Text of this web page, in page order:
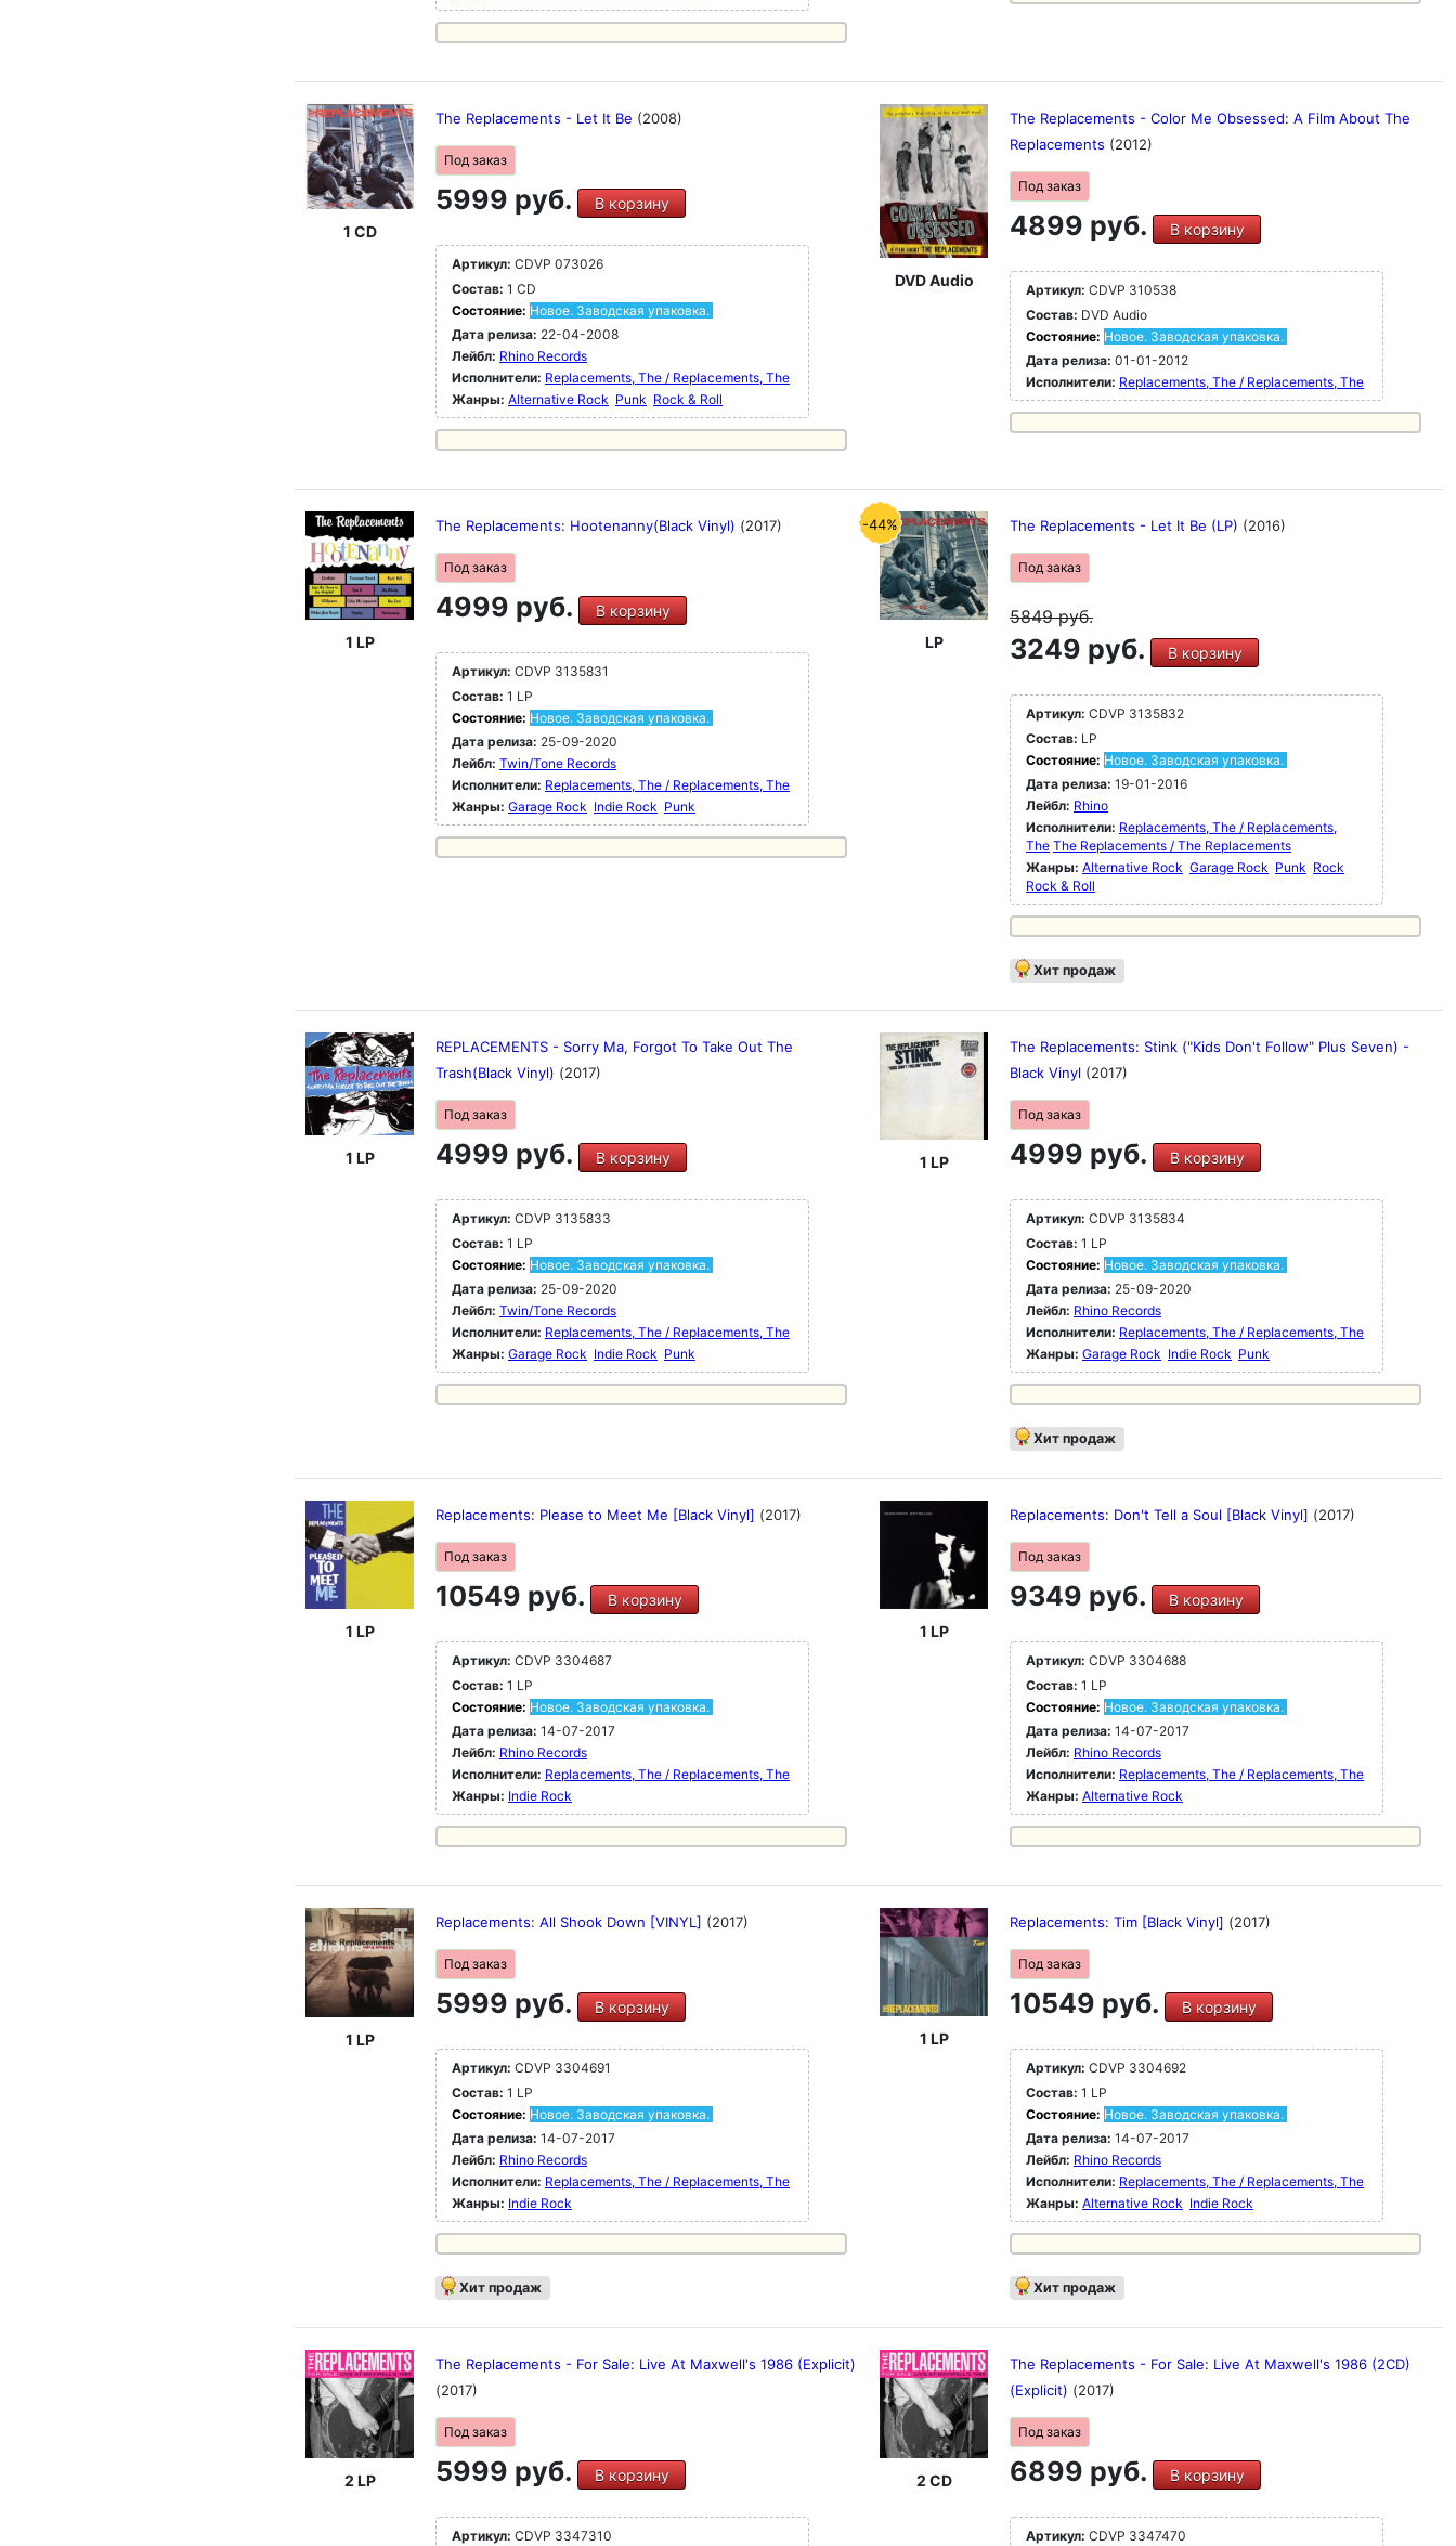
1 CD
The Replacements - Let It Be (2008)
Под заказ
5999 руб. В корзину
Артикул: CDVP 073026
Состав: 1 CD
Состояние: Новое. Заводская упаковка.
Дата релиза: 22-04-2008
Лейбл: Rhino Records
Исполнители: Replacements, The / Replacements, The
Жанры: Alternative Rock Punk Rock & Roll
DVD Audio
The Replacements - Color Me Obsessed: A Film About The
Replacements (2012)
Под заказ
4899 руб. В корзину
Артикул: CDVP 310538
Состав: DVD Audio
Состояние: Новое. Заводская упаковка.
Дата релиза: 01-01-2012
Исполнители: Replacements, The / Replacements, The
1 LP
The Replacements: Hootenanny(Black Vinyl) (2017)
Под заказ
4999 руб. В корзину
Артикул: CDVP 3135831
Состав: 1 LP
Состояние: Новое. Заводская упаковка.
Дата релиза: 25-09-2020
Лейбл: Twin/Tone Records
Исполнители: Replacements, The / Replacements, The
Жанры: Garage Rock Indie Rock Punk
-44%
LP
The Replacements - Let It Be (LP) (2016)
Под заказ
5849руб.
3249 руб. В корзину
Артикул: CDVP 3135832
Состав: LP
Состояние: Новое. Заводская упаковка.
Дата релиза: 19-01-2016
Лейбл: Rhino
Исполнители: Replacements, The / Replacements,
The The Replacements / The Replacements
Жанры: Alternative Rock Garage Rock Punk Rock
Rock & Roll
Хит продаж
1 LP
REPLACEMENTS - Sorry Ma, Forgot To Take Out The
Trash(Black Vinyl) (2017)
Под заказ
4999 руб. В корзину
Артикул: CDVP 3135833
Состав: 1 LP
Состояние: Новое. Заводская упаковка.
Дата релиза: 25-09-2020
Лейбл: Twin/Tone Records
Исполнители: Replacements, The / Replacements, The
Жанры: Garage Rock Indie Rock Punk
1 LP
The Replacements: Stink ("Kids Don't Follow" Plus Seven) -
Black Vinyl (2017)
Под заказ
4999 руб. В корзину
Артикул: CDVP 3135834
Состав: 1 LP
Состояние: Новое. Заводская упаковка.
Дата релиза: 25-09-2020
Лейбл: Rhino Records
Исполнители: Replacements, The / Replacements, The
Жанры: Garage Rock Indie Rock Punk
Хит продаж
1 LP
Replacements: Please to Meet Me [Black Vinyl] (2017)
Под заказ
10549 руб. В корзину
Артикул: CDVP 3304687
Состав: 1 LP
Состояние: Новое. Заводская упаковка.
Дата релиза: 14-07-2017
Лейбл: Rhino Records
Исполнители: Replacements, The / Replacements, The
Жанры: Indie Rock
1 LP
Replacements: Don't Tell a Soul [Black Vinyl] (2017)
Под заказ
9349 руб. В корзину
Артикул: CDVP 3304688
Состав: 1 LP
Состояние: Новое. Заводская упаковка.
Дата релиза: 14-07-2017
Лейбл: Rhino Records
Исполнители: Replacements, The / Replacements, The
Жанры: Alternative Rock
1 LP
Replacements: All Shook Down [VINYL] (2017)
Под заказ
5999 руб. В корзину
Артикул: CDVP 3304691
Состав: 1 LP
Состояние: Новое. Заводская упаковка.
Дата релиза: 14-07-2017
Лейбл: Rhino Records
Исполнители: Replacements, The / Replacements, The
Жанры: Indie Rock
Хит продаж
1 LP
Replacements: Tim [Black Vinyl] (2017)
Под заказ
10549 руб. В корзину
Артикул: CDVP 3304692
Состав: 1 LP
Состояние: Новое. Заводская упаковка.
Дата релиза: 14-07-2017
Лейбл: Rhino Records
Исполнители: Replacements, The / Replacements, The
Жанры: Alternative Rock Indie Rock
Хит продаж
2 LP
The Replacements - For Sale: Live At Maxwell's 1986 (Explicit)
(2017)
Под заказ
5999 руб. В корзину
Артикул: CDVP 3347310
2 CD
The Replacements - For Sale: Live At Maxwell's 1986 (2CD)
(Explicit) (2017)
Под заказ
6899 руб. В корзину
Артикул: CDVP 3347470